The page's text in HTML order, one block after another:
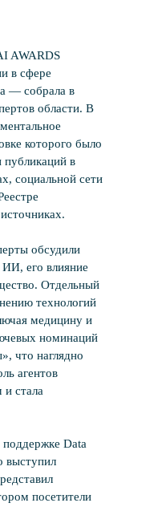
AWARDS
в сфере
— собрала в
области. В
которого было
публикаций в
социальной сети
обсудили
ИИ, его влияние
Отдельный
технологий
медицину и
номинаций
что наглядно
агентов
и стала
Data
выступил
посетители